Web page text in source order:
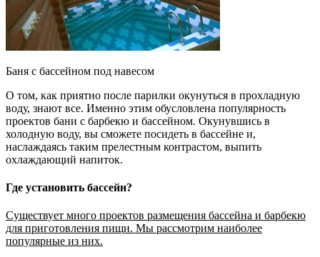
Баня с бассейном под навесом
О том, как приятно после парилки окунуться в прохладную
воду, знают все. Именно этим обусловлена популярность
проектов бани с барбекю и бассейном. Окунувшись в
холодную воду, вы сможете посидеть в бассейне и,
наслаждаясь таким прелестным контрастом, выпить
охлаждающий напиток.
Где установить бассейн?
Существует много проектов размещения бассейна и барбекю
для приготовления пищи. Мы рассмотрим наиболее
популярные из них.